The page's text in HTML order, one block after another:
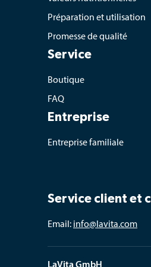
Préparation et utilisation
Promesse de qualité
Service
Boutique
FAQ
Entreprise
Entreprise familiale
Service client et
Email: info@lavita.com
LaVita GmbH